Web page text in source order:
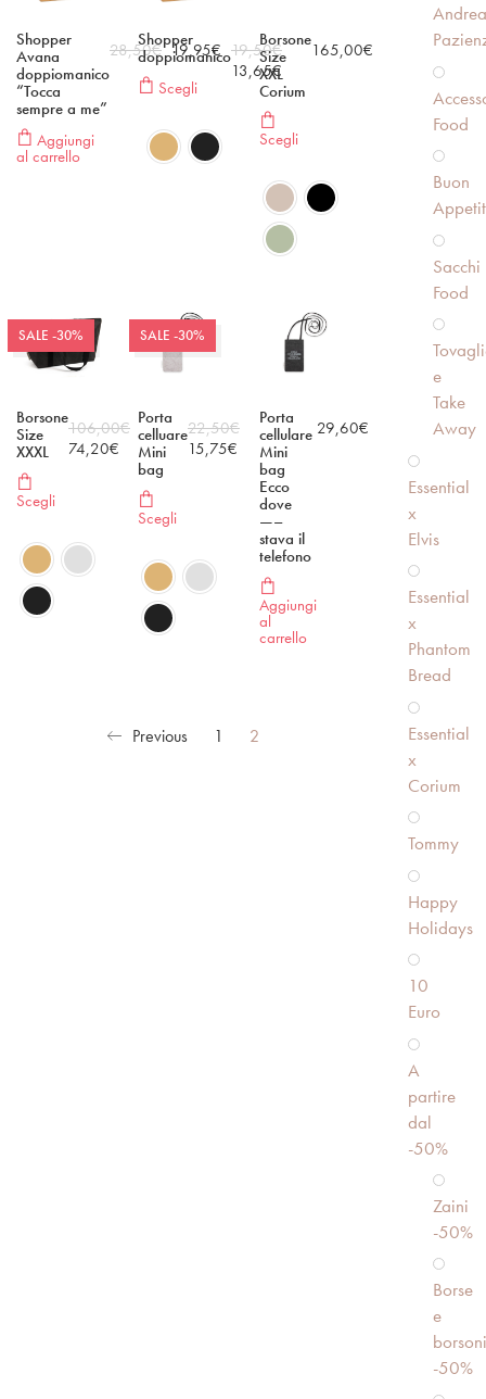
Shopper
Avana
doppiomanico
“Tocca
sempre a me”
Aggiungi
al carrello
28,50€ 19,95€
Shopper
doppiomanico
Scegli
19,50€
13,65€
Borsone
Size
XXL
Corium
Scegli
165,00€
SALE -30%
Borsone
Size
XXXL
Scegli
106,00€
74,20€
SALE -30%
Porta
celluare
Mini
bag
Scegli
22,50€
15,75€
Porta
cellulare
Mini
bag
Ecco
dove
—–
stava il
telefono
Aggiungi
al
carrello
29,60€
Previous 1 2
Andrea
Food
Buon
Sacchi
Food
e
Take
Away
Essential
x
Elvis
Essential
x
Phantom
Bread
Essential
x
Corium
Tommy
Happy
Holidays
10
Euro
A
partire
dal
-50%
Zaini
-50%
Borse
e
borsoni
-50%